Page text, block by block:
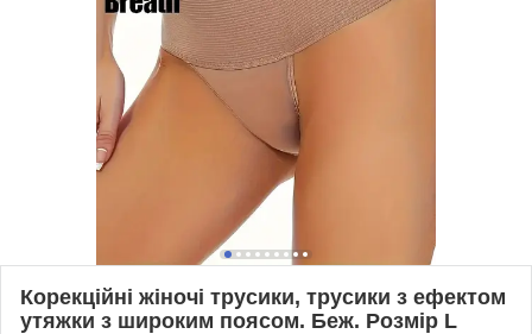
Корекційні жіночі трусики, трусики з ефектом
утяжки з широким поясом. Беж. Розмір L